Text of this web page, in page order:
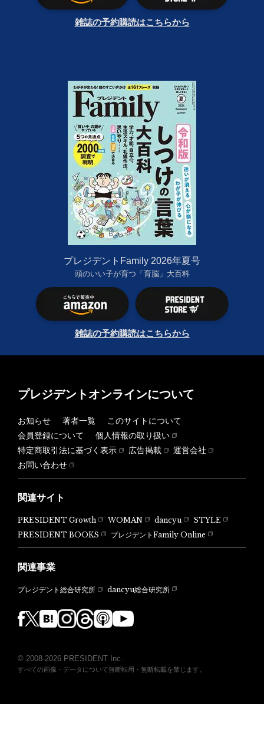
雑誌の予約購読はこちらから
プレジデントFamily 2026年夏号
頭のいい子が育つ「育脳」大百科
雑誌の予約購読はこちらから
プレジデントオンラインについて
お知らせ 著者一覧
このサイトについて
会員登録について
個人情報の取り扱い
特定商取引法に基づく表示
広告掲載
運営会社
お問い合わせ
関連サイト
PRESIDENT Growth WOMAN dancyu
STYLE
PRESIDENT BOOKS
プレジデントFamily Online
関連事業
プレジデント総合研究所 dancyu総合研究所
© 2008-2026 PRESIDENT Inc.
すべての画像・データについて無断転用・無断転載を禁じます。